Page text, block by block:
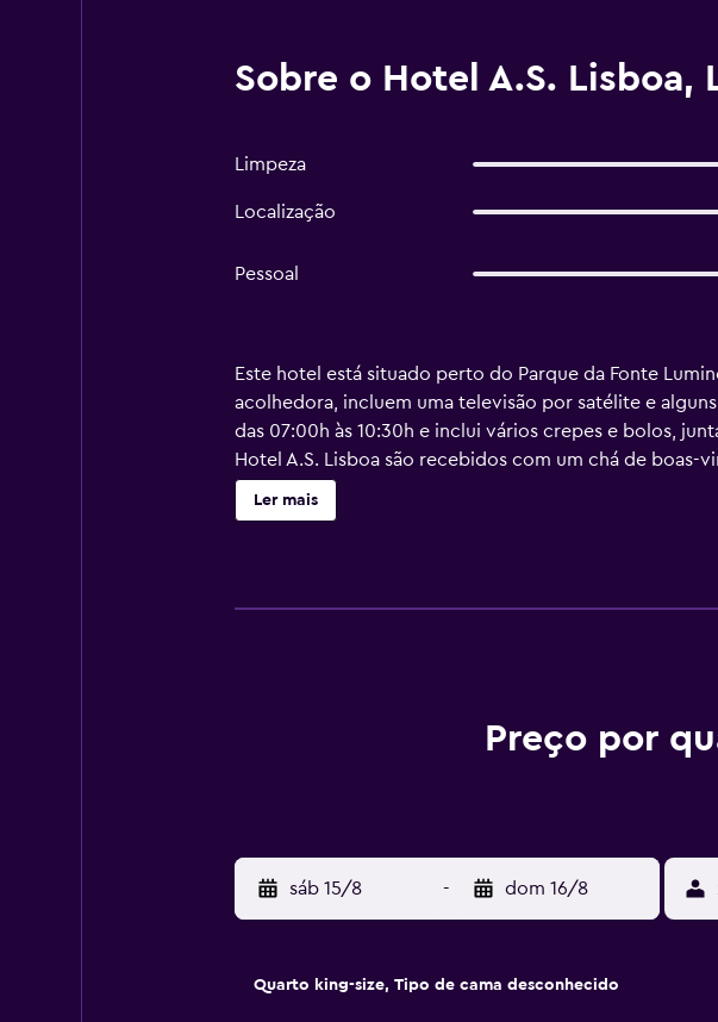
Sobre o Hotel A.S. Lisboa,
Limpeza
Localização
Pessoal
Este hotel está situado perto do Parque da Fonte
acolhedora, incluem uma televisão por satélite e
das 07:00h às 10:30h e inclui vários crepes e bolos,
Hotel A.S. Lisboa são recebidos com um chá de boas-
quartos do A.S. Lisboa incluem um mini-bar, um cofre
quartos dos pisos superiores disponibilizam vistas
Ler mais
Preço por
sáb 15/8 - dom 16/8
Quarto king-size, Tipo de cama desconhecido